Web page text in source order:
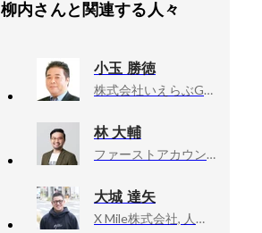
柳内さんと関連する人々
小玉 勝徳
株式会社いえらぶGROUP, 人事本部 広報課 CMM
林 大輔
ファーストアカウンティング株式会社, デザイナー・PdM
大城 達矢
X Mile株式会社, 人事部 採用グループ エキスパート